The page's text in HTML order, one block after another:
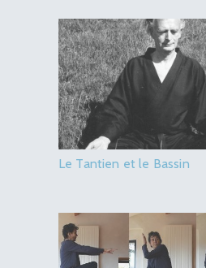
Le Tantien et le Bassin